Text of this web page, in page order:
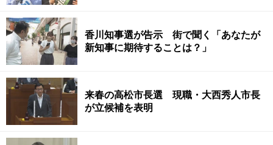
香川知事選が告示 街で聞く「あなたが
新知事に期待することは？」
来春の高松市長選 現職・大西秀人市長
が立候補を表明